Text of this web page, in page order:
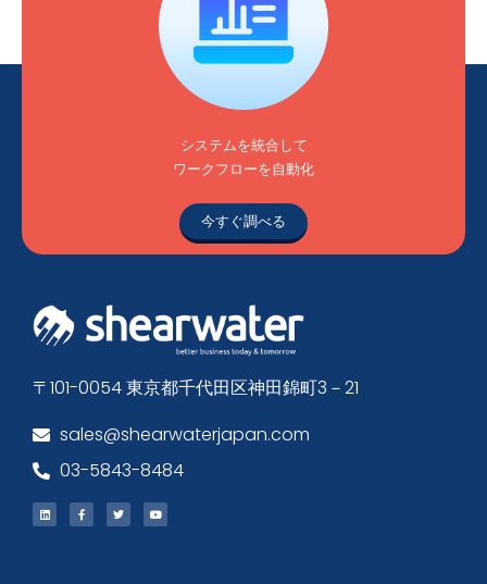
システムを統合して
ワークフローを自動化
今すぐ調べる
〒101-0054 東京都千代田区神田錦町3－21
sales@shearwaterjapan.com
03-5843-8484